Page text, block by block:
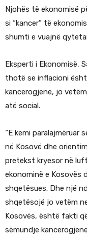
Njohës të ekonomisë
si “kancer” të
shumti e vuajnë
Eksperti i Ekonomisë,
thotë se inflacioni
kancerogjene, jo
atë social.
“E kemi paralajmëruar
në Kosovë dhe
pretekst kryesor në
ekonominë e
shqetësues. Dhe një
shqetësojë jo vetëm
Kosovës, është fakti
sëmundje